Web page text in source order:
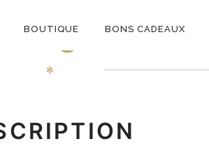
BOUTIQUE BONS CADEAUX
Coco
✻